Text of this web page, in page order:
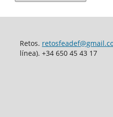
Retos.
línea). +34 650 45 43 17